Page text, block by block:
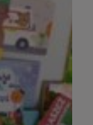
do
w
listę,
świeże
Każda